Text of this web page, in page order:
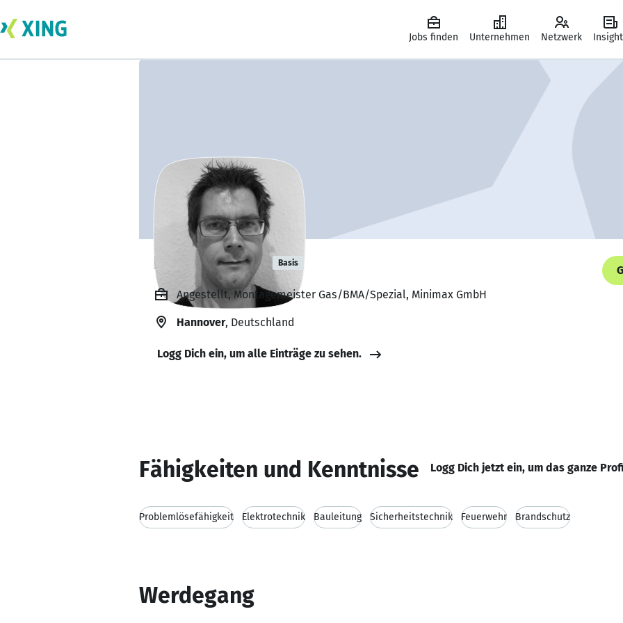
Jobs finden Unternehmen Netzwerk
René Ahlfeld Basis
Angestellt, Montagemeister Gas/BMA/Spezial, Minimax GmbH
Hannover, Deutschland
Logg Dich ein, um alle Einträge zu sehen.
Fähigkeiten und Kenntnisse Logg Dich jetzt ein, um das ganze
Problemlösefähigkeit Elektrotechnik Bauleitung Sicherheitstechnik Feuerwehr Brandschutz
Werdegang